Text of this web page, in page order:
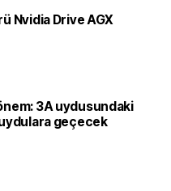
Nvidia Drive AGX
3A uydusundaki
geçecek